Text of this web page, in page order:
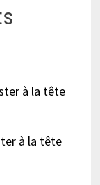
à la tête
à la tête